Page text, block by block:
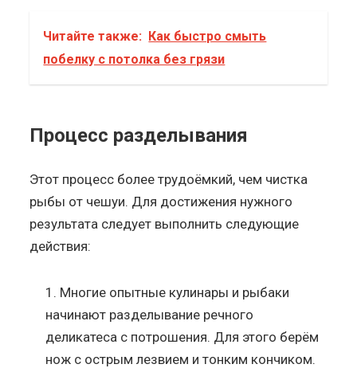
Читайте также: Как быстро смыть
побелку с потолка без грязи
Процесс разделывания
Этот процесс более трудоёмкий, чем чистка
рыбы от чешуи. Для достижения нужного
результата следует выполнить следующие
действия:
Многие опытные кулинары и рыбаки
начинают разделывание речного
деликатеса с потрошения. Для этого берём
нож с острым лезвием и тонким кончиком.